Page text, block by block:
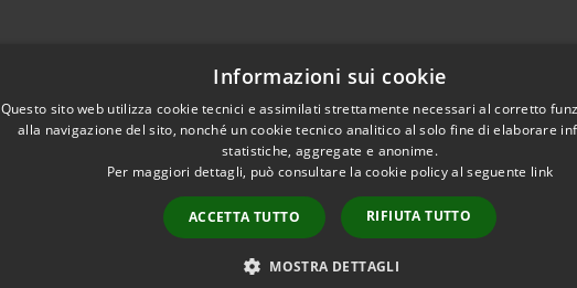
Copyright © 2026 • Comune
Informazioni sui cookie
Questo sito web utilizza cookie tecnici e assimilati strettamente necessari al corretto
alla navigazione del sito, nonché un cookie tecnico analitico al solo fine di elaborare
statistiche, aggregate e anonime.
Per maggiori dettagli, può consultare la cookie policy al seguente link
ACCETTA TUTTO RIFIUTA TUTTO
MOSTRA DETTAGLI